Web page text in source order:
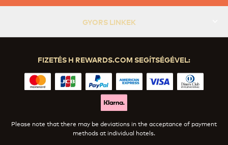
GYORS LINKEK
FIZETÉS H REWARDS.COM SEGÍTSÉGÉVEL:
Please note that there may be deviations in the acceptance of payment
methods at individual hotels.